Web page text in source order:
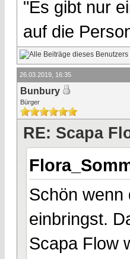
"Es gibt nur
auf die
26.03.2019, 16:35
Bunbury
Bürger
RE: Scapa
Schön wenn
einbringst.
Scapa Flow